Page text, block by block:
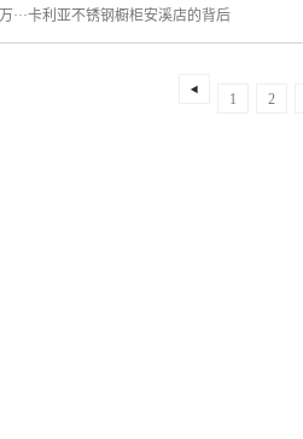
···卡利亚不锈钢橱柜安溪店的背后
1 2